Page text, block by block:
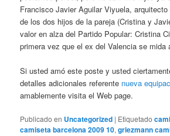
Francisco Javier Aguilar Viyuela,
de los dos hijos de la pareja (Cristina y
valor en alza del Partido Popular: Cristina
primera vez que el ex del Valencia se mida
Si usted amó este poste y usted
detalles adicionales referente nueva
amablemente visita el Web page.
Publicado en Uncategorized | Etiquetado
camiseta barcelona 2009 10,griezmann